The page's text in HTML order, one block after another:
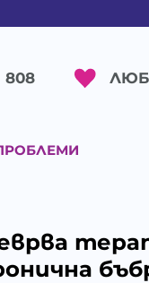
808